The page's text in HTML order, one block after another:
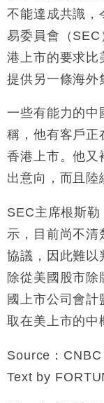
不能達成共識，
易委員會（
港上市的要求比
提供另一條海外
一些有能力的中
稱，他有客戶正
香港上市。他又
出意向，而且陸
SEC主席根斯
示，目前尚不清
協議，因此難以
除從美國股市
國上市公司會
取在美上市的中
Source：CNBC
Text by